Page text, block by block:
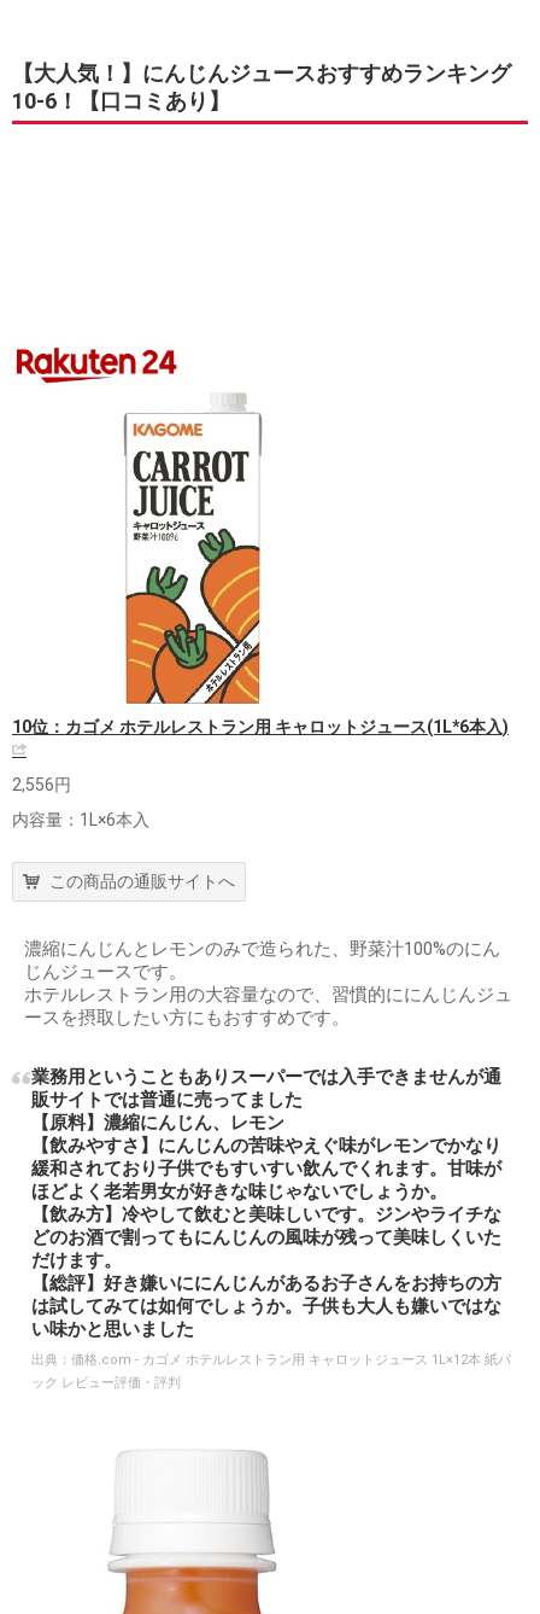
【大人気！】にんじんジュースおすすめランキング
10-6！【口コミあり】
10位：カゴメ ホテルレストラン用 キャロットジュース(1L*6本入)
2,556円
内容量：1L×6本入
この商品の通販サイトへ
濃縮にんじんとレモンのみで造られた、野菜汁100%のにん
じんジュースです。
ホテルレストラン用の大容量なので、習慣的ににんじんジュ
ースを摂取したい方にもおすすめです。
業務用ということもありスーパーでは入手できませんが通
販サイトでは普通に売ってました
【原料】濃縮にんじん、レモン
【飲みやすさ】にんじんの苦味やえぐ味がレモンでかなり
緩和されており子供でもすいすい飲んでくれます。甘味が
ほどよく老若男女が好きな味じゃないでしょうか。
【飲み方】冷やして飲むと美味しいです。ジンやライチな
どのお酒で割ってもにんじんの風味が残って美味しくいた
だけます。
【総評】好き嫌いににんじんがあるお子さんをお持ちの方
は試してみては如何でしょうか。子供も大人も嫌いではな
い味かと思いました
出典： 価格.com - カゴメ ホテルレストラン用 キャロットジュース 1L×12本 紙パ
ック レビュー評価・評判